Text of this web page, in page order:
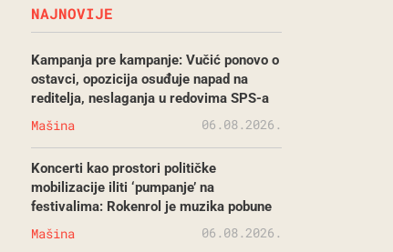
NAJNOVIJE
Kampanja pre kampanje: Vučić ponovo o
ostavci, opozicija osuđuje napad na
reditelja, neslaganja u redovima SPS-a
Mašina 06.08.2026.
Koncerti kao prostori političke
mobilizacije iliti ‘pumpanje’ na
festivalima: Rokenrol je muzika pobune
Mašina 06.08.2026.